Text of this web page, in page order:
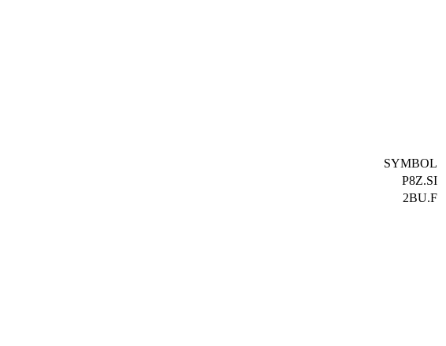
SYMBOL
P8Z.SI
2BU.F